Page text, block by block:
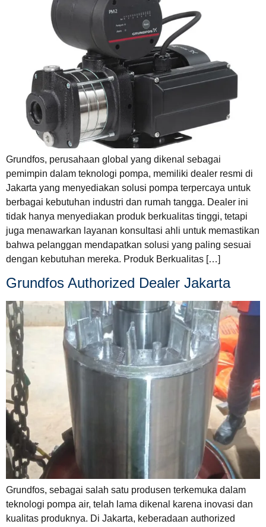
Grundfos, perusahaan global yang dikenal sebagai
pemimpin dalam teknologi pompa, memiliki dealer resmi di
Jakarta yang menyediakan solusi pompa terpercaya untuk
berbagai kebutuhan industri dan rumah tangga. Dealer ini
tidak hanya menyediakan produk berkualitas tinggi, tetapi
juga menawarkan layanan konsultasi ahli untuk memastikan
bahwa pelanggan mendapatkan solusi yang paling sesuai
dengan kebutuhan mereka. Produk Berkualitas […]
Grundfos Authorized Dealer Jakarta
Grundfos, sebagai salah satu produsen terkemuka dalam
teknologi pompa air, telah lama dikenal karena inovasi dan
kualitas produknya. Di Jakarta, keberadaan authorized